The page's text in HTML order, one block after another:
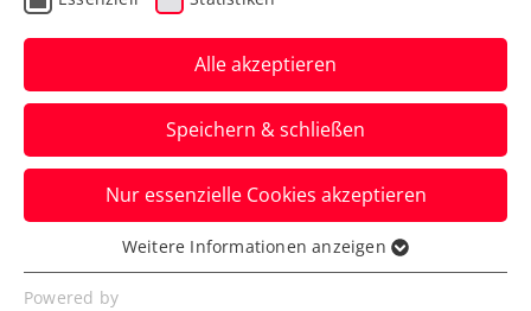
News filtern
Alle akzeptieren
Speichern & schließen
Nur essenzielle Cookies akzeptieren
Essenziell
Essenzielle Cookies werden für grundlegende
Weitere Informationen anzeigen
Powered by